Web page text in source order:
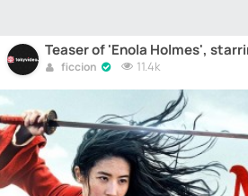
Teaser of 'Enola Holmes',
ficcion 11.4k